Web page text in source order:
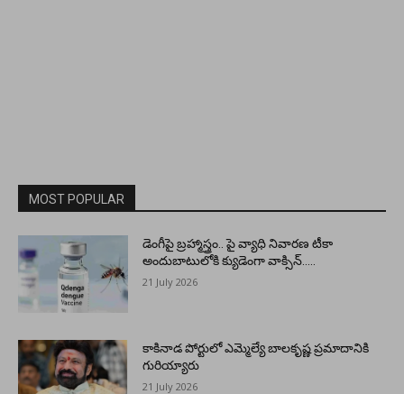
MOST POPULAR
డెంగీపై బ్రహ్మాస్త్రం.. పై వ్యాధి నివారణ టీకా
అందుబాటులోకి క్యుడెంగా వాక్సిన్…..
21 July 2026
కాకినాడ పోర్టులో ఎమ్మెల్యే బాలకృష్ణ ప్రమాదానికి
గురియ్యారు
21 July 2026